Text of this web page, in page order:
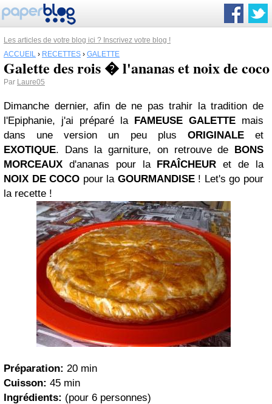
Les articles de votre blog ici ? Inscrivez votre blog !
ACCUEIL › RECETTES › GALETTE
Galette des rois � l'ananas et noix de coco
Par Laure05
Dimanche dernier, afin de ne pas trahir la tradition de
l'Epiphanie, j'ai préparé la FAMEUSE GALETTE mais
dans une version un peu plus ORIGINALEet
EXOTIQUE. Dans la garniture, on retrouve de BONS
MORCEAUX d'ananas pour la FRAÎCHEUR et de la
NOIX DE COCO pour la GOURMANDISE! Let's go pour
la recette !
Préparation: 20 min
Cuisson: 45 min
Ingrédients: (pour 6 personnes)